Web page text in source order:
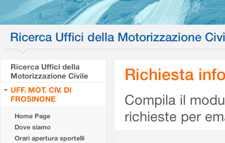
Ricerca Uffici della Motorizzazione
Ricerca Uffici della
Motorizzazione Civile
UFF. MOT. CIV. DI
FROSINONE
Home Page
Dove siamo
Orari apertura sportelli
Richiesta
Compila il
richieste per